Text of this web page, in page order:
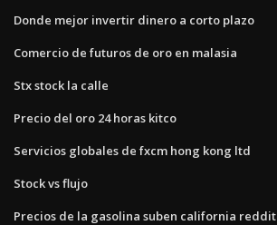
Donde mejor invertir dinero a corto plazo
Comercio de futuros de oro en malasia
Stx stock la calle
Precio del oro 24 horas kitco
Servicios globales de fxcm hong kong ltd
Stock vs flujo
Precios de la gasolina suben california reddit